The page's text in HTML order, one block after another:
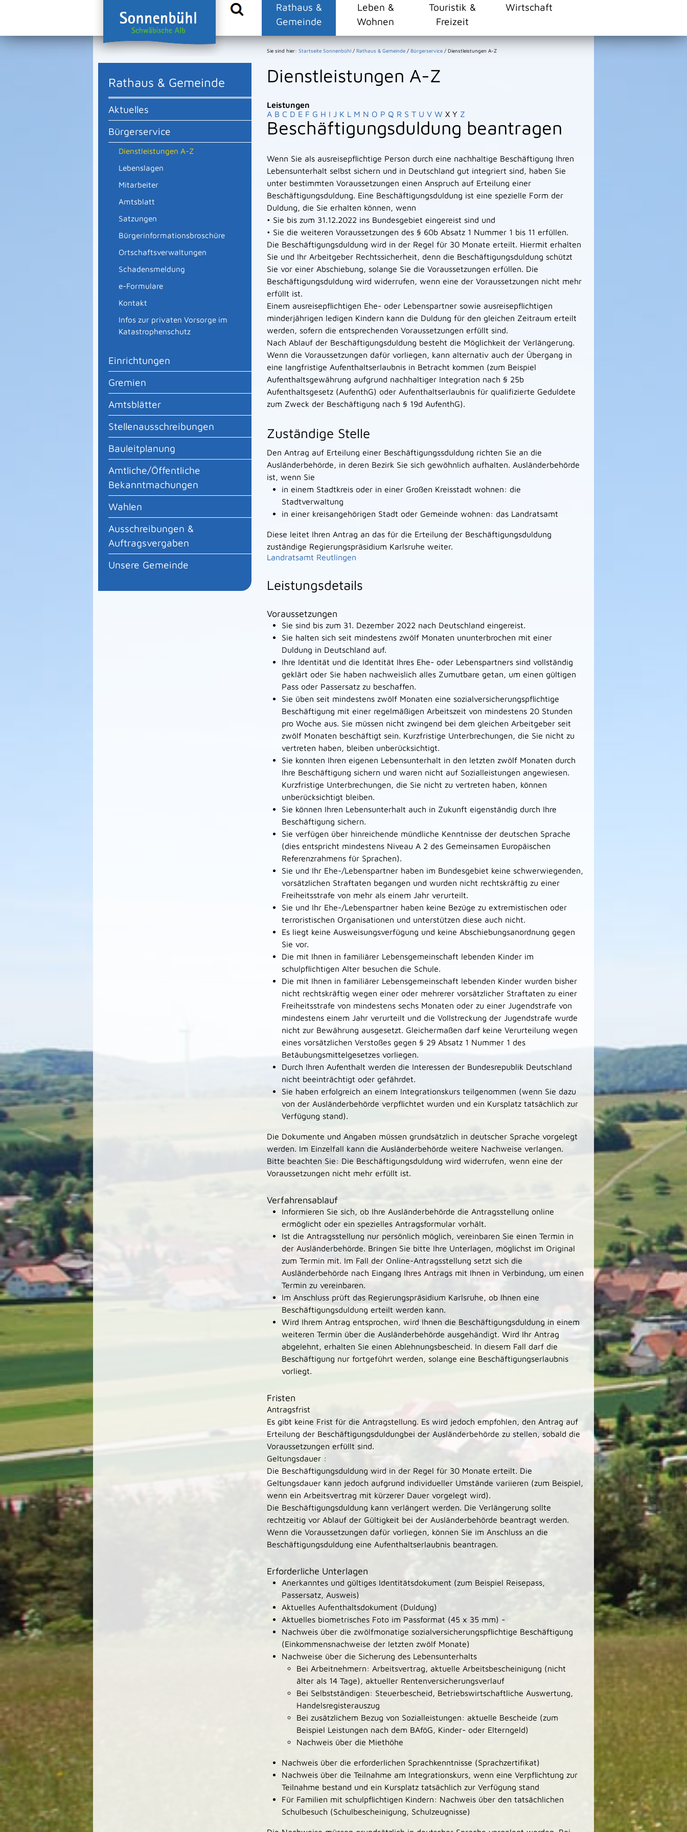
Rathaus &
Gemeinde
Leben &
Wohnen
Touristik &
Freizeit
Wirtschaft
Rathaus & Gemeinde
Aktuelles
Bürgerservice
Dienstleistungen A-Z
Lebenslagen
Mitarbeiter
Amtsblatt
Satzungen
Bürgerinformationsbroschüre
Ortschaftsverwaltungen
Schadensmeldung
e-Formulare
Kontakt
Infos zur privaten Vorsorge im
Katastrophenschutz
Einrichtungen
Gremien
Amtsblätter
Stellenausschreibungen
Bauleitplanung
Amtliche/Öffentliche
Bekanntmachungen
Wahlen
Ausschreibungen &
Auftragsvergaben
Unsere Gemeinde
Sie sind hier: Startseite Sonnenbühl / Rathaus & Gemeinde / Bürgerservice / Dienstleistungen A-Z
Dienstleistungen A-Z
Leistungen
A B C D E F G H I J K L M N O P Q R S T U V W X Y Z
Beschäftigungsduldung beantragen
Wenn Sie als ausreisepflichtige Person durch eine nachhaltige Beschäftigung Ihren
Lebensunterhalt selbst sichern und in Deutschland gut integriert sind, haben Sie
unter bestimmten Voraussetzungen einen Anspruch auf Erteilung einer
Beschäftigungsduldung. Eine Beschäftigungsduldung ist eine spezielle Form der
Duldung, die Sie erhalten können, wenn
• Sie bis zum 31.12.2022 ins Bundesgebiet eingereist sind und
• Sie die weiteren Voraussetzungen des § 60b Absatz 1 Nummer 1 bis 11 erfüllen.
Die Beschäftigungsduldung wird in der Regel für 30 Monate erteilt. Hiermit erhalten
Sie und Ihr Arbeitgeber Rechtssicherheit, denn die Beschäftigungsduldung schützt
Sie vor einer Abschiebung, solange Sie die Voraussetzungen erfüllen. Die
Beschäftigungsduldung wird widerrufen, wenn eine der Voraussetzungen nicht mehr
erfüllt ist.
Einem ausreisepflichtigen Ehe- oder Lebenspartner sowie ausreisepflichtigen
minderjährigen ledigen Kindern kann die Duldung für den gleichen Zeitraum erteilt
werden, sofern die entsprechenden Voraussetzungen erfüllt sind.
Nach Ablauf der Beschäftigungsduldung besteht die Möglichkeit der Verlängerung.
Wenn die Voraussetzungen dafür vorliegen, kann alternativ auch der Übergang in
eine langfristige Aufenthaltserlaubnis in Betracht kommen (zum Beispiel
Aufenthaltsgewährung aufgrund nachhaltiger Integration nach § 25b
Aufenthaltsgesetz (AufenthG) oder Aufenthaltserlaubnis für qualifizierte Geduldete
zum Zweck der Beschäftigung nach § 19d AufenthG).
Zuständige Stelle
Den Antrag auf Erteilung einer Beschäftigungssduldung richten Sie an die
Ausländerbehörde, in deren Bezirk Sie sich gewöhnlich aufhalten. Ausländerbehörde
ist, wenn Sie
in einem Stadtkreis oder in einer Großen Kreisstadt wohnen: die
Stadtverwaltung
in einer kreisangehörigen Stadt oder Gemeinde wohnen: das Landratsamt
Diese leitet Ihren Antrag an das für die Erteilung der Beschäftigungsduldung
zuständige Regierungspräsidium Karlsruhe weiter.
Landratsamt Reutlingen
Leistungsdetails
Voraussetzungen
Sie sind bis zum 31. Dezember 2022 nach Deutschland eingereist.
Sie halten sich seit mindestens zwölf Monaten ununterbrochen mit einer
Duldung in Deutschland auf.
Ihre Identität und die Identität Ihres Ehe- oder Lebenspartners sind vollständig
geklärt oder Sie haben nachweislich alles Zumutbare getan, um einen gültigen
Pass oder Passersatz zu beschaffen.
Sie üben seit mindestens zwölf Monaten eine sozialversicherungspflichtige
Beschäftigung mit einer regelmäßigen Arbeitszeit von mindestens 20 Stunden
pro Woche aus. Sie müssen nicht zwingend bei dem gleichen Arbeitgeber seit
zwölf Monaten beschäftigt sein. Kurzfristige Unterbrechungen, die Sie nicht zu
vertreten haben, bleiben unberücksichtigt.
Sie konnten Ihren eigenen Lebensunterhalt in den letzten zwölf Monaten durch
Ihre Beschäftigung sichern und waren nicht auf Sozialleistungen angewiesen.
Kurzfristige Unterbrechungen, die Sie nicht zu vertreten haben, können
unberücksichtigt bleiben.
Sie können Ihren Lebensunterhalt auch in Zukunft eigenständig durch Ihre
Beschäftigung sichern.
Sie verfügen über hinreichende mündliche Kenntnisse der deutschen Sprache
(dies entspricht mindestens Niveau A 2 des Gemeinsamen Europäischen
Referenzrahmens für Sprachen).
Sie und Ihr Ehe-/Lebenspartner haben im Bundesgebiet keine schwerwiegenden,
vorsätzlichen Straftaten begangen und wurden nicht rechtskräftig zu einer
Freiheitsstrafe von mehr als einem Jahr verurteilt.
Sie und Ihr Ehe-/Lebenspartner haben keine Bezüge zu extremistischen oder
terroristischen Organisationen und unterstützen diese auch nicht.
Es liegt keine Ausweisungsverfügung und keine Abschiebungsanordnung gegen
Sie vor.
Die mit Ihnen in familiärer Lebensgemeinschaft lebenden Kinder im
schulpflichtigen Alter besuchen die Schule.
Die mit Ihnen in familiärer Lebensgemeinschaft lebenden Kinder wurden bisher
nicht rechtskräftig wegen einer oder mehrerer vorsätzlicher Straftaten zu einer
Freiheitsstrafe von mindestens sechs Monaten oder zu einer Jugendstrafe von
mindestens einem Jahr verurteilt und die Vollstreckung der Jugendstrafe wurde
nicht zur Bewährung ausgesetzt. Gleichermaßen darf keine Verurteilung wegen
eines vorsätzlichen Verstoßes gegen § 29 Absatz 1 Nummer 1 des
Betäubungsmittelgesetzes vorliegen.
Durch Ihren Aufenthalt werden die Interessen der Bundesrepublik Deutschland
nicht beeinträchtigt oder gefährdet.
Sie haben erfolgreich an einem Integrationskurs teilgenommen (wenn Sie dazu
von der Ausländerbehörde verpflichtet wurden und ein Kursplatz tatsächlich zur
Verfügung stand).
Die Dokumente und Angaben müssen grundsätzlich in deutscher Sprache vorgelegt
werden. Im Einzelfall kann die Ausländerbehörde weitere Nachweise verlangen.
Bitte beachten Sie: Die Beschäftigungsduldung wird widerrufen, wenn eine der
Voraussetzungen nicht mehr erfüllt ist.
Verfahrensablauf
Informieren Sie sich, ob Ihre Ausländerbehörde die Antragsstellung online
ermöglicht oder ein spezielles Antragsformular vorhält.
Ist die Antragsstellung nur persönlich möglich, vereinbaren Sie einen Termin in
der Ausländerbehörde. Bringen Sie bitte Ihre Unterlagen, möglichst im Original
zum Termin mit. Im Fall der Online-Antragsstellung setzt sich die
Ausländerbehörde nach Eingang Ihres Antrags mit Ihnen in Verbindung, um einen
Termin zu vereinbaren.
Im Anschluss prüft das Regierungspräsidium Karlsruhe, ob Ihnen eine
Beschäftigungsduldung erteilt werden kann.
Wird Ihrem Antrag entsprochen, wird Ihnen die Beschäftigungsduldung in einem
weiteren Termin über die Ausländerbehörde ausgehändigt. Wird Ihr Antrag
abgelehnt, erhalten Sie einen Ablehnungsbescheid. In diesem Fall darf die
Beschäftigung nur fortgeführt werden, solange eine Beschäftigungserlaubnis
vorliegt.
Fristen
Antragsfrist
Es gibt keine Frist für die Antragstellung. Es wird jedoch empfohlen, den Antrag auf
Erteilung der Beschäftigungsduldungbei der Ausländerbehörde zu stellen, sobald die
Voraussetzungen erfüllt sind.
Geltungsdauer :
Die Beschäftigungsduldung wird in der Regel für 30 Monate erteilt. Die
Geltungsdauer kann jedoch aufgrund individueller Umstände variieren (zum Beispiel,
wenn ein Arbeitsvertrag mit kürzerer Dauer vorgelegt wird).
Die Beschäftigungsduldung kann verlängert werden. Die Verlängerung sollte
rechtzeitig vor Ablauf der Gültigkeit bei der Ausländerbehörde beantragt werden.
Wenn die Voraussetzungen dafür vorliegen, können Sie im Anschluss an die
Beschäftigungsduldung eine Aufenthaltserlaubnis beantragen.
Erforderliche Unterlagen
Anerkanntes und gültiges Identitätsdokument (zum Beispiel Reisepass,
Passersatz, Ausweis)
Aktuelles Aufenthaltsdokument (Duldung)
Aktuelles biometrisches Foto im Passformat (45 x 35 mm) -
Nachweis über die zwölfmonatige sozialversicherungspflichtige Beschäftigung
(Einkommensnachweise der letzten zwölf Monate)
Nachweise über die Sicherung des Lebensunterhalts
Bei Arbeitnehmern: Arbeitsvertrag, aktuelle Arbeitsbescheinigung (nicht
älter als 14 Tage), aktueller Rentenversicherungsverlauf
Bei Selbstständigen: Steuerbescheid, Betriebswirtschaftliche Auswertung,
Handelsregisterauszug
Bei zusätzlichem Bezug von Sozialleistungen: aktuelle Bescheide (zum
Beispiel Leistungen nach dem BAföG, Kinder- oder Elterngeld)
Nachweis über die Miethöhe
Nachweis über die erforderlichen Sprachkenntnisse (Sprachzertifikat)
Nachweis über die Teilnahme am Integrationskurs, wenn eine Verpflichtung zur
Teilnahme bestand und ein Kursplatz tatsächlich zur Verfügung stand
Für Familien mit schulpflichtigen Kindern: Nachweis über den tatsächlichen
Schulbesuch (Schulbescheinigung, Schulzeugnisse)